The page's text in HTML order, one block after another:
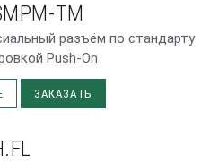
TM
разъём по стандарту
Push-On
ЗАКАЗАТЬ